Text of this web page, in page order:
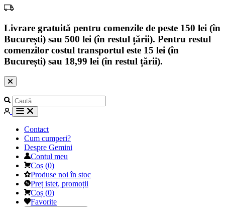
Livrare gratuită pentru comenzile de peste 150 lei (în
București) sau 500 lei (în restul țării). Pentru restul
comenzilor costul transportul este 15 lei (în
București) sau 18,99 lei (în restul țării).
Contact
Cum cumperi?
Despre Gemini
Contul meu
Coș (0)
Produse noi în stoc
Preț isteț, promoții
Coș (0)
Favorite